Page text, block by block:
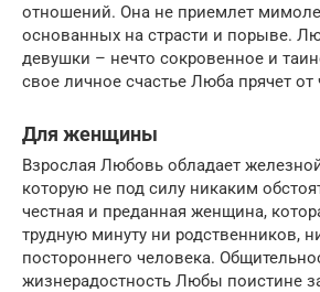
отношений. Она не приемлет
основанных на страсти и порыве.
девушки – нечто сокровенное и
свое личное счастье Люба прячет от
Для женщины
Взрослая Любовь обладает
которую не под силу никаким
честная и преданная женщина,
трудную минуту ни родственников,
постороннего человека.
жизнерадостность Любы поистине